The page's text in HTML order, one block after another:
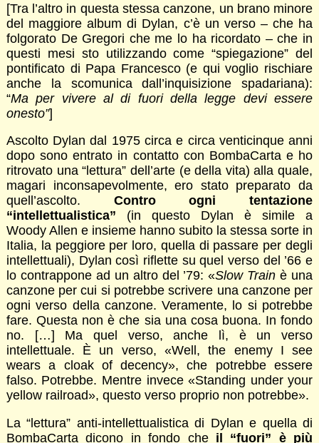
[Tra l’altro in questa stessa canzone, un brano minore
del maggiore album di Dylan, c’è un verso – che ha
folgorato De Gregori che me lo ha ricordato – che in
questi mesi sto utilizzando come “spiegazione” del
pontificato di Papa Francesco (e qui voglio rischiare
anche la scomunica dall’inquisizione spadariana):
“Ma per vivere al di fuori della legge devi essere
onesto”]
Ascolto Dylan dal 1975 circa e circa venticinque anni
dopo sono entrato in contatto con BombaCarta e ho
ritrovato una “lettura” dell’arte (e della vita) alla quale,
magari inconsapevolmente, ero stato preparato da
quell’ascolto. Contro ogni tentazione
“intellettualistica” (in questo Dylan è simile a
Woody Allen e insieme hanno subito la stessa sorte in
Italia, la peggiore per loro, quella di passare per degli
intellettuali), Dylan così riflette su quel verso del ’66 e
lo contrappone ad un altro del ’79: «Slow Trainè una
canzone per cui si potrebbe scrivere una canzone per
ogni verso della canzone. Veramente, lo si potrebbe
fare. Questa non è che sia una cosa buona. In fondo
no. […] Ma quel verso, anche lì, è un verso
intellettuale. È un verso, «Well, the enemy I see
wears a cloak of decency», che potrebbe essere
falso. Potrebbe. Mentre invece «Standing under your
yellow railroad», questo verso proprio non potrebbe».
La “lettura” anti-intellettualistica di Dylan e quella di
BombaCarta dicono in fondo che il “fuori” è più